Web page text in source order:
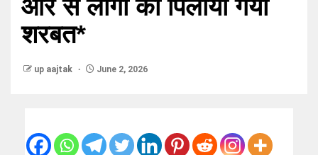
ओर से लोगों को पिलाया गया
शरबत*
up aajtak June 2, 2026